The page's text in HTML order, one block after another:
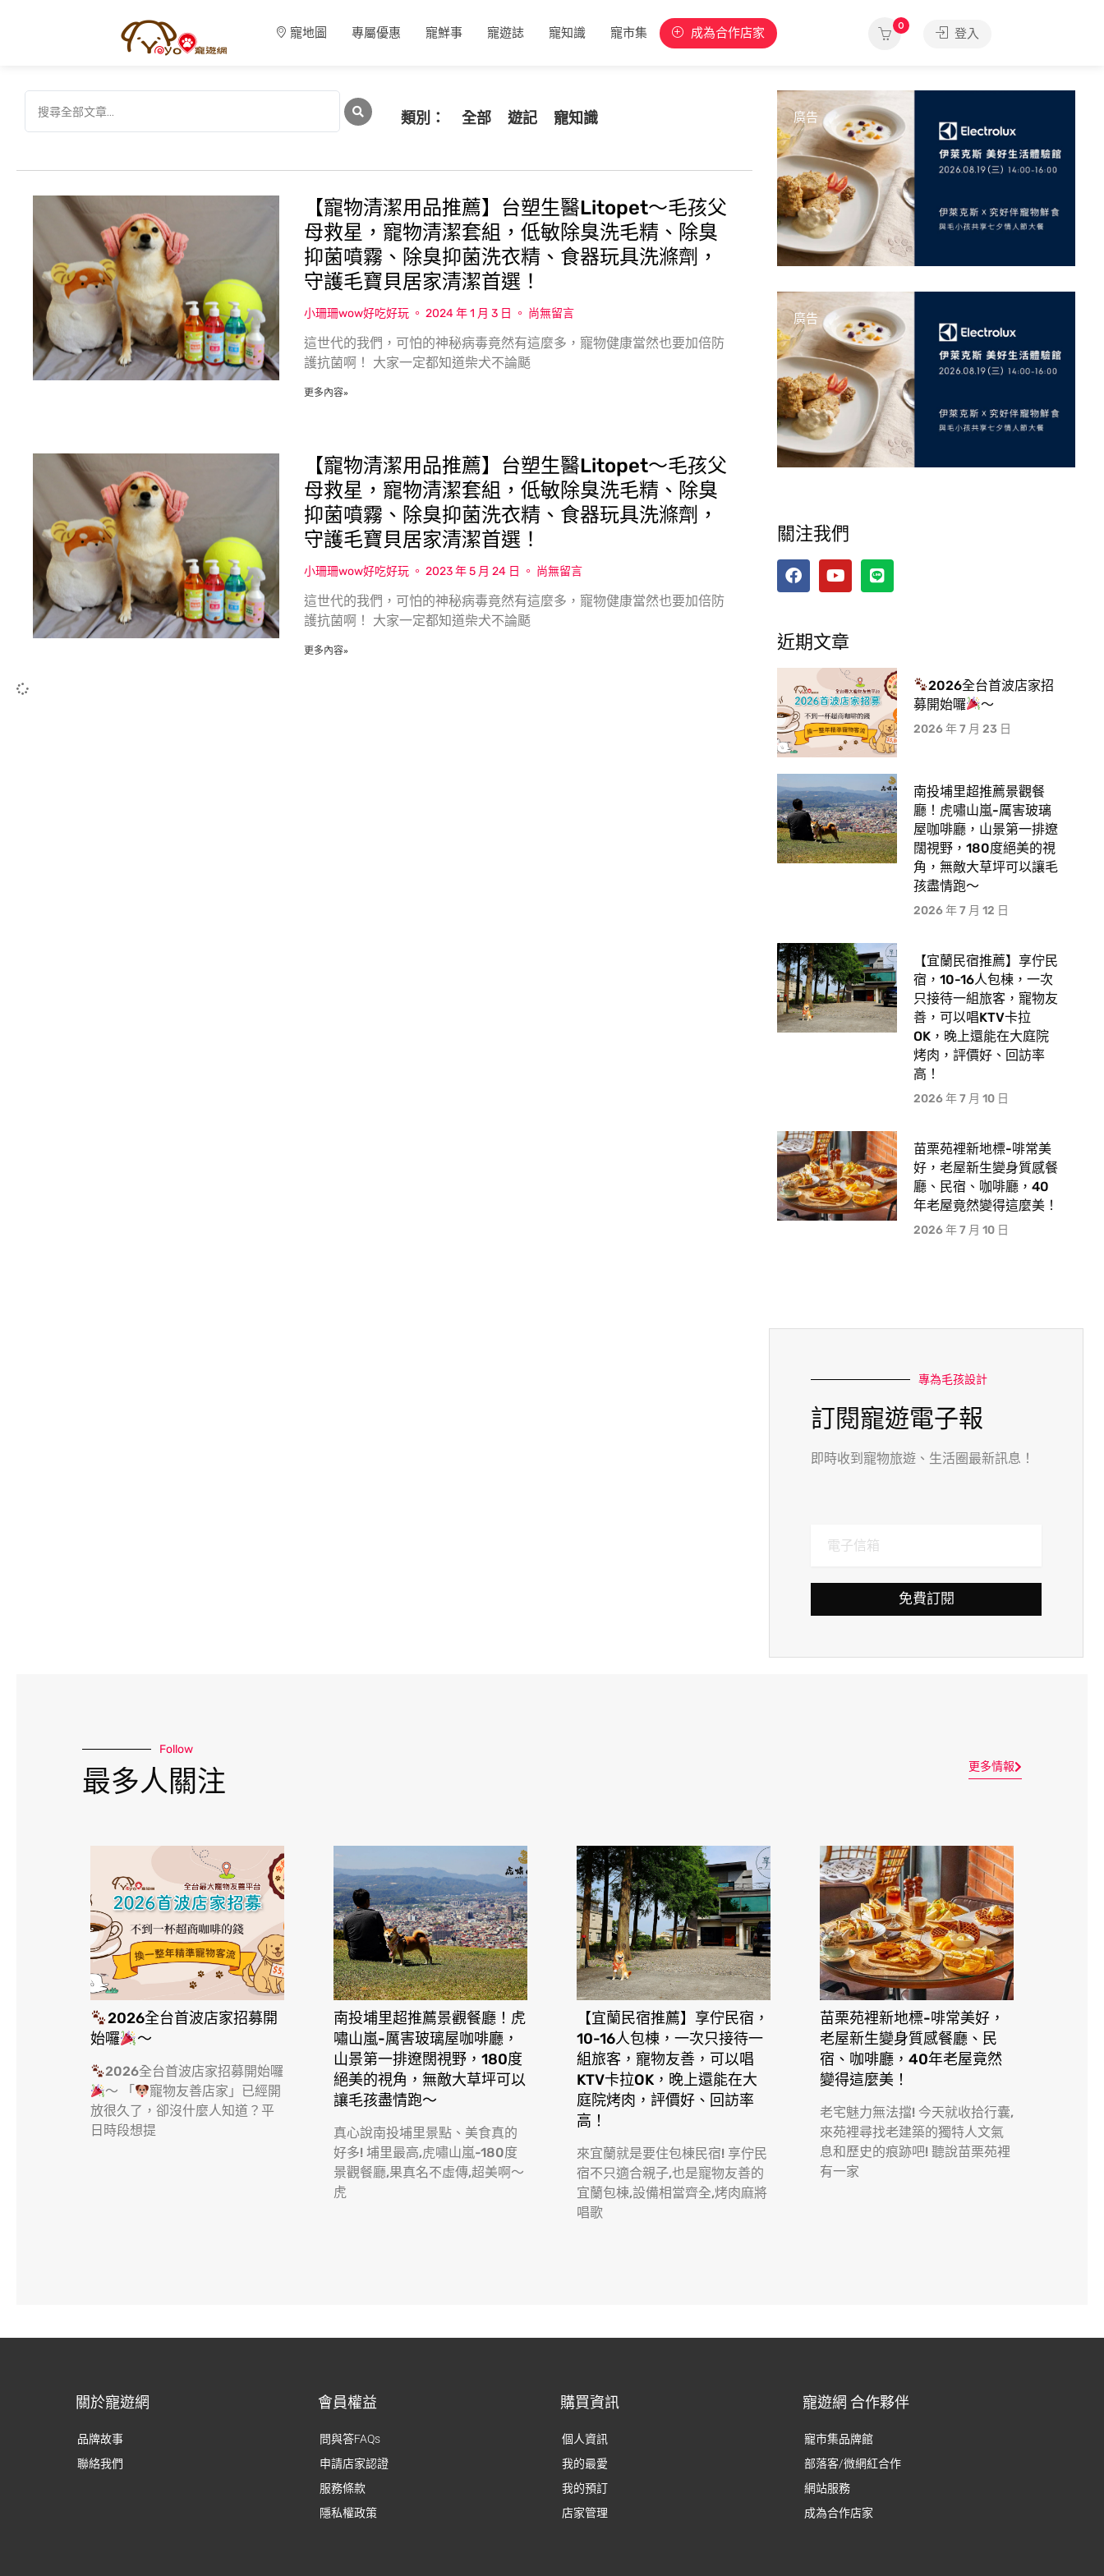
寵地圖 專屬優惠 寵鮮事 寵遊誌 寵知識 寵市集 成為合作店家 0
登入
類別： 全部 遊記 寵知識
【寵物清潔用品推薦】台塑生醫Litopet〜毛孩父
母救星，寵物清潔套組，低敏除臭洗毛精、除臭
抑菌噴霧、除臭抑菌洗衣精、食器玩具洗滌劑，
守護毛寶貝居家清潔首選！
小珊珊wow好吃好玩 2024 年 1 月 3 日 尚無留言
這世代的我們，可怕的神秘病毒竟然有這麼多，寵物健康當然也要加倍防
護抗菌啊！ 大家一定都知道柴犬不論颳
更多內容»
【寵物清潔用品推薦】台塑生醫Litopet〜毛孩父
母救星，寵物清潔套組，低敏除臭洗毛精、除臭
抑菌噴霧、除臭抑菌洗衣精、食器玩具洗滌劑，
守護毛寶貝居家清潔首選！
小珊珊wow好吃好玩 2023 年 5 月 24 日 尚無留言
這世代的我們，可怕的神秘病毒竟然有這麼多，寵物健康當然也要加倍防
護抗菌啊！ 大家一定都知道柴犬不論颳
更多內容»
廣告
廣告
關注我們
近期文章
2026全台首波店家招
募開始囉
～
2026 年 7 月 23 日
南投埔里超推薦景觀餐
廳！虎嘯山嵐-厲害玻璃
屋咖啡廳，山景第一排遼
闊視野，180度絕美的視
角，無敵大草坪可以讓毛
孩盡情跑〜
2026 年 7 月 12 日
【宜蘭民宿推薦】享佇民
宿，10-16人包棟，一次
只接待一組旅客，寵物友
善，可以唱KTV卡拉
OK，晚上還能在大庭院
烤肉，評價好、回訪率
高！
2026 年 7 月 10 日
苗栗苑裡新地標-啡常美
好，老屋新生變身質感餐
廳、民宿、咖啡廳，40
年老屋竟然變得這麼美！
2026 年 7 月 10 日
專為毛孩設計
訂閱寵遊電子報
即時收到寵物旅遊、生活圈最新訊息！
免費訂閱
Follow
最多人關注 更多情報
2026全台首波店家招募開
始囉
～
2026全台首波店家招募開始囉
～ 「
寵物友善店家」已經開
放很久了，卻沒什麼人知道？平
日時段想提
南投埔里超推薦景觀餐廳！虎
嘯山嵐-厲害玻璃屋咖啡廳，
山景第一排遼闊視野，180度
絕美的視角，無敵大草坪可以
讓毛孩盡情跑〜
真心說南投埔里景點、美食真的
好多! 埔里最高,虎嘯山嵐-180度
景觀餐廳,果真名不虛傳,超美啊〜
虎
【宜蘭民宿推薦】享佇民宿，
10-16人包棟，一次只接待一
組旅客，寵物友善，可以唱
KTV卡拉OK，晚上還能在大
庭院烤肉，評價好、回訪率
高！
來宜蘭就是要住包棟民宿! 享佇民
宿不只適合親子,也是寵物友善的
宜蘭包棟,設備相當齊全,烤肉麻將
唱歌
苗栗苑裡新地標-啡常美好，
老屋新生變身質感餐廳、民
宿、咖啡廳，40年老屋竟然
變得這麼美！
老宅魅力無法擋! 今天就收拾行囊,
來苑裡尋找老建築的獨特人文氣
息和歷史的痕跡吧! 聽說苗栗苑裡
有一家
關於寵遊網
品牌故事
聯絡我們
會員權益
問與答FAQs
申請店家認證
服務條款
隱私權政策
購買資訊
個人資訊
我的最愛
我的預訂
店家管理
寵遊網 合作夥伴
寵市集品牌館
部落客/微網紅合作
網站服務
成為合作店家